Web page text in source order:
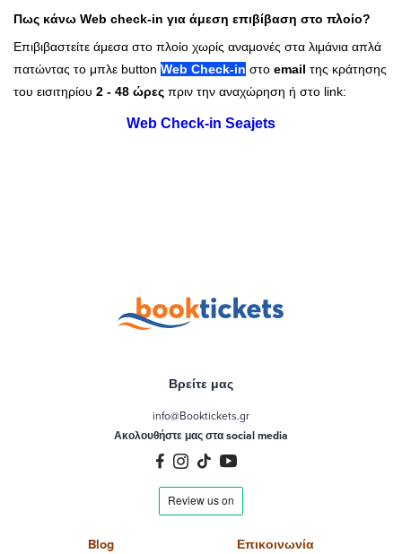
Πως κάνω Web check-in για άμεση επιβίβαση στο πλοίο?
Επιβιβαστείτε άμεσα στο πλοίο χωρίς αναμονές στα λιμάνια απλά
πατώντας το μπλε button Web Check-in στο email της κράτησης
του εισιτηρίου 2 - 48 ώρες πριν την αναχώρηση ή στο link:
Web Check-in Seajets
Βρείτε μας
info@Booktickets.gr
Ακολουθήστε μας στα social media
Blog Επικοινωνία